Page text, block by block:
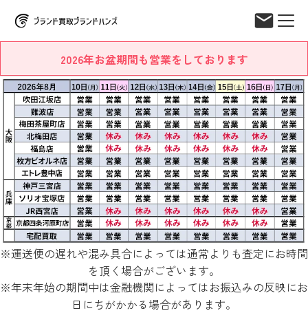
2026年お盆期間も営業をしております
※運送便の遅れや混み具合によっては通常よりも査定にお時間
を頂く場合がございます。
※年末年始の期間中は金融機関によってはお振込みの反映にお
日にちがかかる場合があります。